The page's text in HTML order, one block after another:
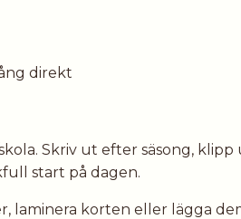
direkt
Skriv ut efter säsong,
start på dagen.
laminera korten eller lägga